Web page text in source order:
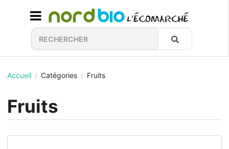
Accueil / Catégories / Fruits
Fruits